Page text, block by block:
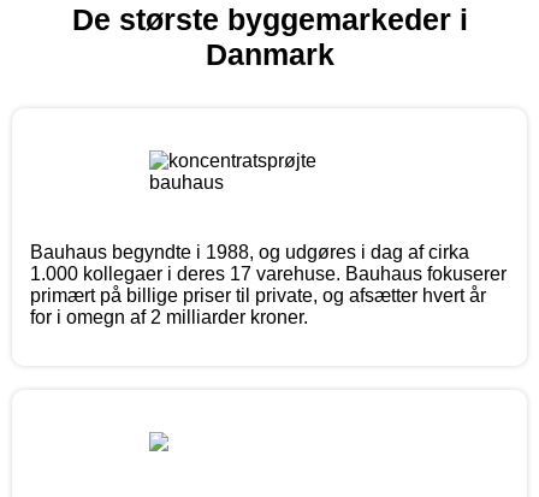
De største byggemarkeder i
Danmark
Bauhaus begyndte i 1988, og udgøres i dag af cirka
1.000 kollegaer i deres 17 varehuse. Bauhaus fokuserer
primært på billige priser til private, og afsætter hvert år
for i omegn af 2 milliarder kroner.